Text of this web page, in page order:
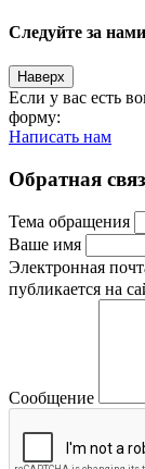
Следуйте за нами
Наверх
Если у вас есть
форму:
Написать нам
Обратная
Тема обращения
Ваше имя
Электронная
публикается на
Сообщение